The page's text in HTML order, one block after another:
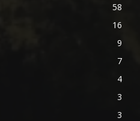
58
16
9
7
4
3
3